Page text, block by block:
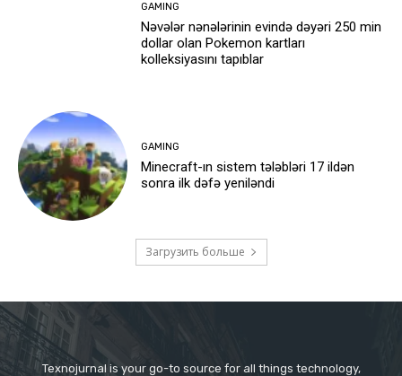
GAMING
Nəvələr nənələrinin evində dəyəri 250 min
dollar olan Pokemon kartları
kolleksiyasını tapıblar
GAMING
Minecraft-ın sistem tələbləri 17 ildən
sonra ilk dəfə yeniləndi
Загрузить больше
Texnojurnal is your go-to source for all things technology,